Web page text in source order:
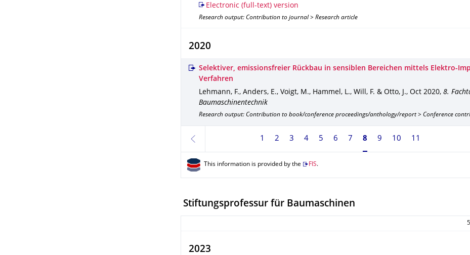
Electronic (full-text) version
Research output: Contribution to journal > Research article
2020
Selektiver, emissionsfreier Rückbau in sensiblen Bereichen mittels Elektro-
Verfahren
Lehmann, F., Anders, E., Voigt, M., Hammel, L., Will, F. & Otto, J., Oct 2020, 8.
Baumaschinentechnik
Research output: Contribution to book/conference proceedings/anthology/report > Conference
previous
1 2 3 4 5 6 7 Currently on page 8
8 9 10 11
This information is provided by the FIS.
Stiftungsprofessur für Baumaschinen
2023